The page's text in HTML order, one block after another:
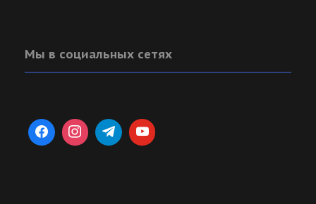
Мы в социальных сетях